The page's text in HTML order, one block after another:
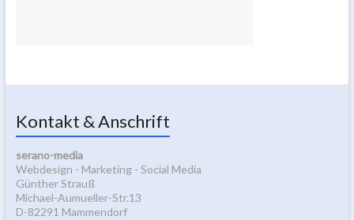
Kontakt & Anschrift
serano-media
Webdesign - Marketing - Social Media
Günther Strauß
Michael-Aumueller-Str.13
D-82291 Mammendorf